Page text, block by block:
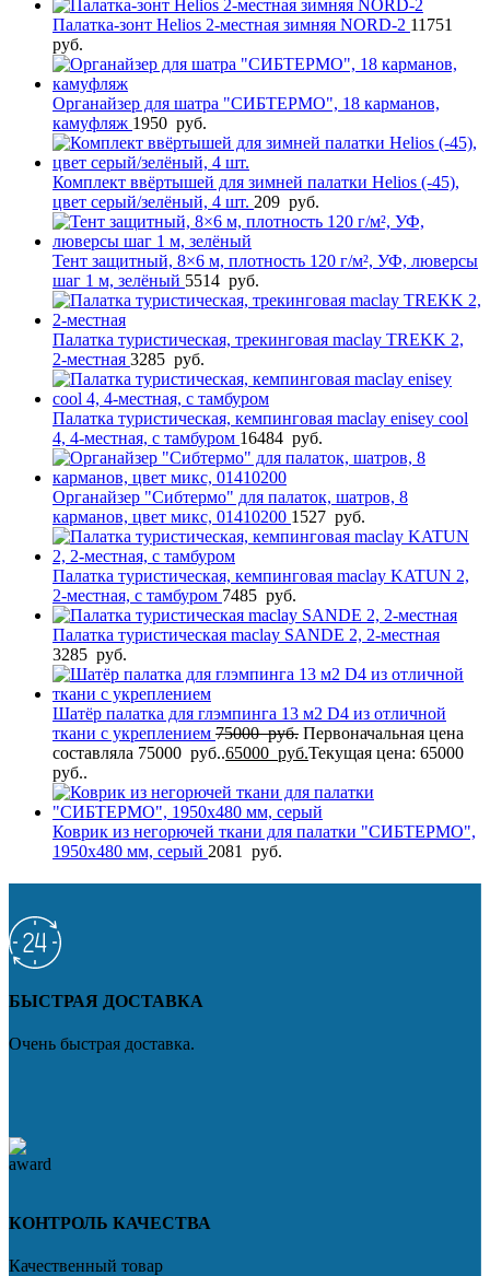
Палатка-зонт Helios 2-местная зимняя NORD-2 11751
руб.
Органайзер для шатра "СИБТЕРМО", 18 карманов,
камуфляж 1950 руб.
Комплект ввёртышей для зимней палатки Helios (-45),
цвет серый/зелёный, 4 шт. 209 руб.
Тент защитный, 8×6 м, плотность 120 г/м², УФ, люверсы
шаг 1 м, зелёный 5514 руб.
Палатка туристическая, трекинговая maclay TREKK 2,
2-местная 3285 руб.
Палатка туристическая, кемпинговая maclay enisey cool
4, 4-местная, с тамбуром 16484 руб.
Органайзер "Сибтермо" для палаток, шатров, 8
карманов, цвет микс, 01410200 1527 руб.
Палатка туристическая, кемпинговая maclay KATUN 2,
2-местная, с тамбуром 7485 руб.
Палатка туристическая maclay SANDE 2, 2-местная
3285 руб.
Шатёр палатка для глэмпинга 13 м2 D4 из отличной
ткани с укреплением 75000руб. Первоначальная цена
составляла 75000 руб..65000 руб.Текущая цена: 65000
руб..
Коврик из негорючей ткани для палатки "СИБТЕРМО",
1950x480 мм, серый 2081 руб.
БЫСТРАЯ ДОСТАВКА
Очень быстрая доставка.
КОНТРОЛЬ КАЧЕСТВА
Качественный товар